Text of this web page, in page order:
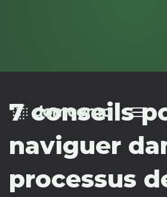
7 conseils
naviguer
processus